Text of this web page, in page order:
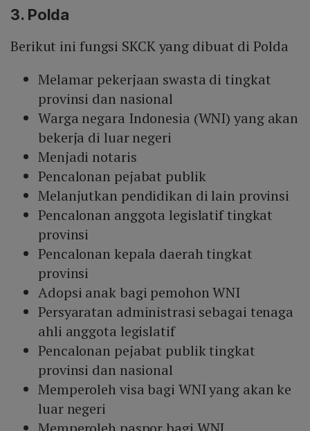
3. Polda
Berikut ini fungsi SKCK yang dibuat di Polda
Melamar pekerjaan swasta di tingkat
provinsi dan nasional
Warga negara Indonesia (WNI) yang akan
bekerja di luar negeri
Menjadi notaris
Pencalonan pejabat publik
Melanjutkan pendidikan di lain provinsi
Pencalonan anggota legislatif tingkat
provinsi
Pencalonan kepala daerah tingkat
provinsi
Adopsi anak bagi pemohon WNI
Persyaratan administrasi sebagai tenaga
ahli anggota legislatif
Pencalonan pejabat publik tingkat
provinsi dan nasional
Memperoleh visa bagi WNI yang akan ke
luar negeri